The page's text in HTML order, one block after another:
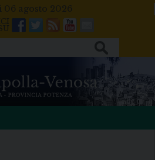
06 agosto 2026
Facebook
Twitter
FeedsYoutube
Mail